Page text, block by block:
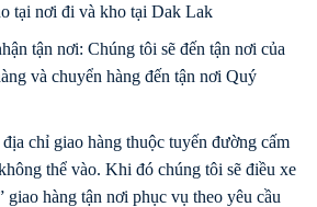
tại nơi đi và kho tại Dak Lak
tận nơi: Chúng tôi sẽ đến tận nơi của
và chuyển hàng đến tận nơi Quý
chỉ giao hàng thuộc tuyến đường cấm
thể vào. Khi đó chúng tôi sẽ điều xe
giao hàng tận nơi phục vụ theo yêu cầu